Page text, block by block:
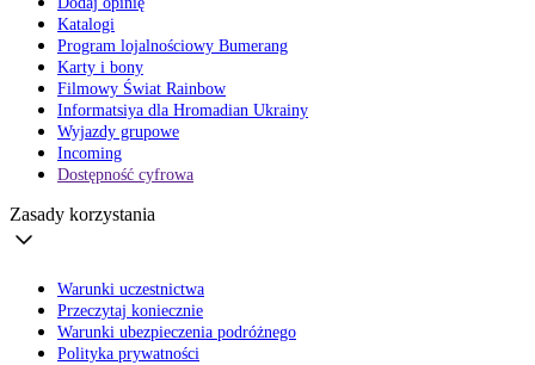
Katalogi
Program lojalnościowy Bumerang
Karty i bony
Filmowy Świat Rainbow
Informatsiya dla Hromadian Ukrainy
Wyjazdy grupowe
Incoming
Dostępność cyfrowa
Zasady korzystania
Warunki uczestnictwa
Przeczytaj koniecznie
Warunki ubezpieczenia podróżnego
Polityka prywatności